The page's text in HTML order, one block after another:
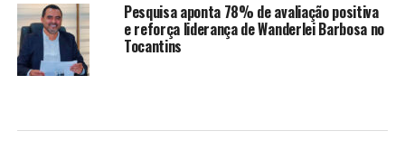
Pesquisa aponta 78% de avaliação positiva
e reforça liderança de Wanderlei Barbosa no
Tocantins